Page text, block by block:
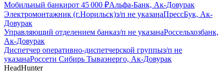
Мобильный банкирот 45 000 ₽Альфа-Банк, Ак-Довурак
Электромонтажник (г.Норильск)з/п не указанаПрессБук, Ак-
Довурак
Управляющий отделением банказ/п не указанаРоссельхозбанк,
Ак-Довурак
Диспетчер оперативно-диспетчерской группыз/п не
указанаРоссети Сибирь Тываэнерго, Ак-Довурак
HeadHunter